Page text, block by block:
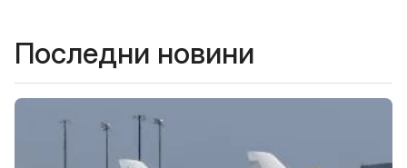
Последни новини